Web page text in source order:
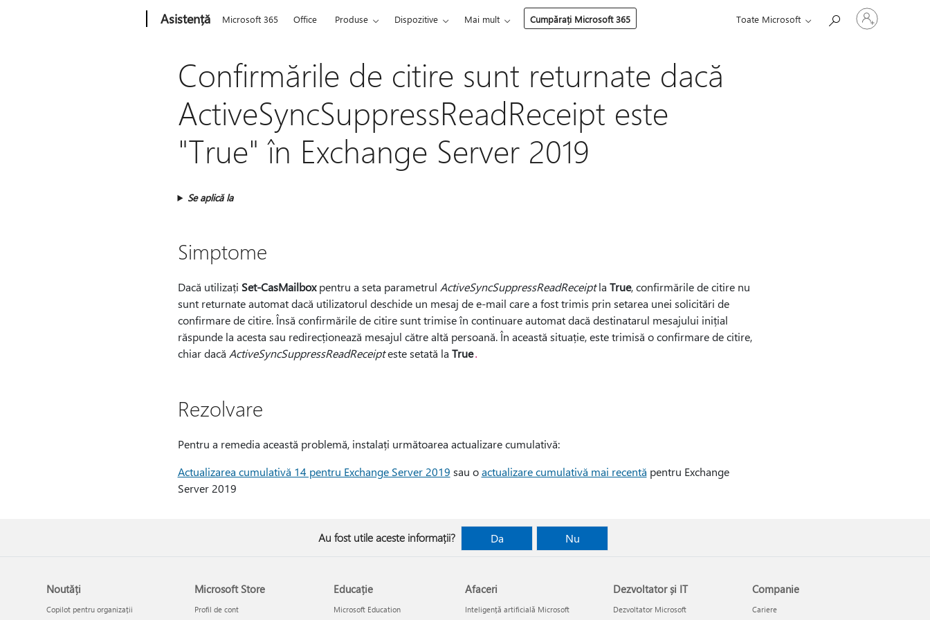
Asistență Microsoft 365 Office Produse Dispozitive Mai mult Cumpărați Microsoft 365 Toate Microsoft
Conectați-
vă
Confirmările de citire sunt returnate dacă
ActiveSyncSuppressReadReceipt este
"True" în Exchange Server 2019
Se aplică la
Simptome
Dacă utilizați Set-CasMailboxpentru a seta parametrul ActiveSyncSuppressReadReceiptla True, confirmările de citire nu
sunt returnate automat dacă utilizatorul deschide un mesaj de e-mail care a fost trimis prin setarea unei solicitări de
confirmare de citire. Însă confirmările de citire sunt trimise în continuare automat dacă destinatarul mesajului inițial
răspunde la acesta sau redirecționează mesajul către altă persoană. În această situație, este trimisă o confirmare de citire,
chiar dacă ActiveSyncSuppressReadReceipteste setată la True.
Rezolvare
Pentru a remedia această problemă, instalați următoarea actualizare cumulativă:
Actualizarea cumulativă 14 pentru Exchange Server 2019 sau oactualizare cumulativă mai recentă pentru Exchange
Server 2019
Au fost utile aceste informații? Da Nu
Noutăți
Copilot pentru organizații
Microsoft Store
Profil de cont
Educație
Microsoft Education
Afaceri
Inteligență artificială Microsoft
Dezvoltator și IT
Dezvoltator Microsoft
Companie
Cariere